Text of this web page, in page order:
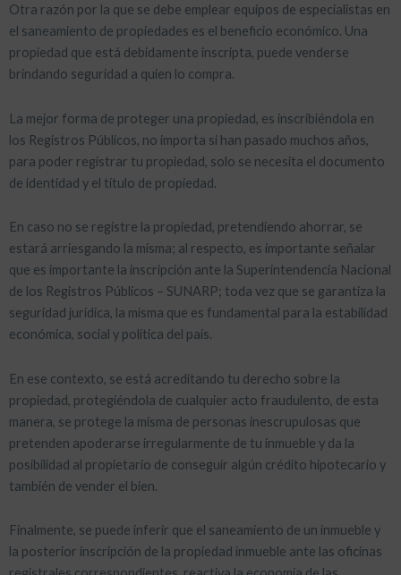
Otra razón por la que se debe emplear equipos de especialistas en
el saneamiento de propiedades es el beneficio económico. Una
propiedad que está debidamente inscripta, puede venderse
brindando seguridad a quien lo compra.
La mejor forma de proteger una propiedad, es inscribiéndola en
los Registros Públicos, no importa si han pasado muchos años,
para poder registrar tu propiedad, solo se necesita el documento
de identidad y el título de propiedad.
En caso no se registre la propiedad, pretendiendo ahorrar, se
estará arriesgando la misma; al respecto, es importante señalar
que es importante la inscripción ante la Superintendencia Nacional
de los Registros Públicos – SUNARP; toda vez que se garantiza la
seguridad jurídica, la misma que es fundamental para la estabilidad
económica, social y política del país.
En ese contexto, se está acreditando tu derecho sobre la
propiedad, protegiéndola de cualquier acto fraudulento, de esta
manera, se protege la misma de personas inescrupulosas que
pretenden apoderarse irregularmente de tu inmueble y da la
posibilidad al propietario de conseguir algún crédito hipotecario y
también de vender el bien.
Finalmente, se puede inferir que el saneamiento de un inmueble y
la posterior inscripción de la propiedad inmueble ante las oficinas